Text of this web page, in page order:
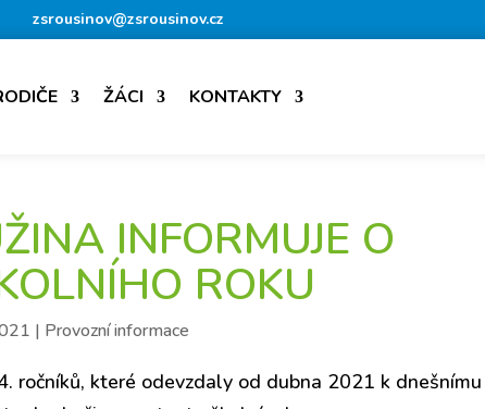
zsrousinov@zsrousinov.cz
ŽÁCI KONTAKTY
INFORMUJE O
ROKU
| Provozní informace
ročníků, které odevzdaly od dubna 2021 k dnešnímu